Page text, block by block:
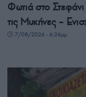
Φωτιά στο
τις Μυκήνες –
7/08/2026 - 6:26μμ